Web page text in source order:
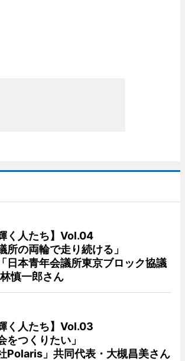
く人たち】Vol.04
所の両輪で走り続ける」
日本青年会議所東京ブロック協議
慎一郎さん
く人たち】Vol.03
をつくりたい」
Polaris」共同代表・大槻昌美さん